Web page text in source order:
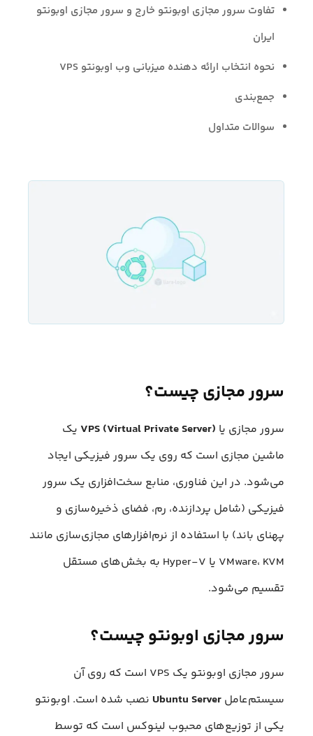
تفاوت سرور مجازی اوبونتو خارج و سرور مجازی اوبونتو
ایران
نحوه انتخاب ارائه دهنده میزبانی وب اوبونتو VPS
جمع‌بندی
سوالات متداول
سرور مجازی چیست؟
سرور مجازی یا VPS (Virtual Private Server) یک
ماشین مجازی است که روی یک سرور فیزیکی ایجاد
می‌شود. در این فناوری، منابع سخت‌افزاری یک سرور
فیزیکی (شامل پردازنده، رم، فضای ذخیره‌سازی و
پهنای باند) با استفاده از نرم‌افزارهای مجازی‌سازی مانند
VMware، KVM یا Hyper-V به بخش‌های مستقل
تقسیم می‌شود.
سرور مجازی اوبونتو چیست؟
سرور مجازی اوبونتو یک VPS است که روی آن
سیستم‌عامل Ubuntu Server نصب شده است. اوبونتو
یکی از توزیع‌های محبوب لینوکس است که توسط